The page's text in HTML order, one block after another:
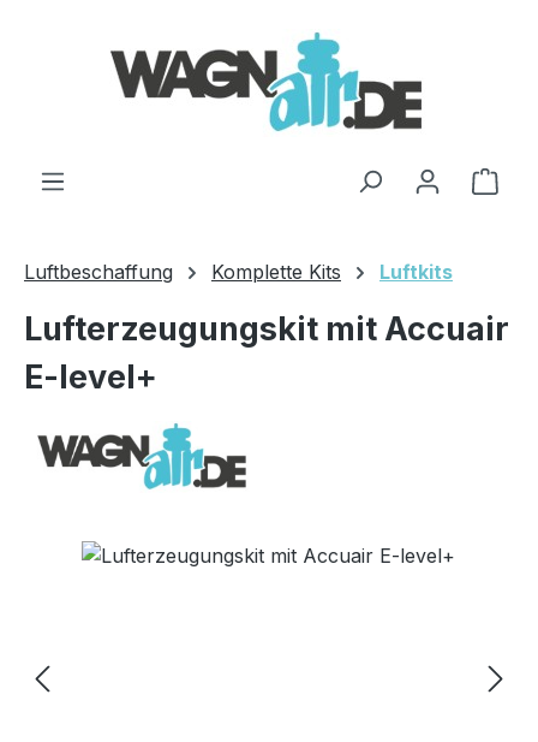
Luftbeschaffung Komplette Kits Luftkits
Lufterzeugungskit mit Accuair
E-level+
Bildergalerie überspringen